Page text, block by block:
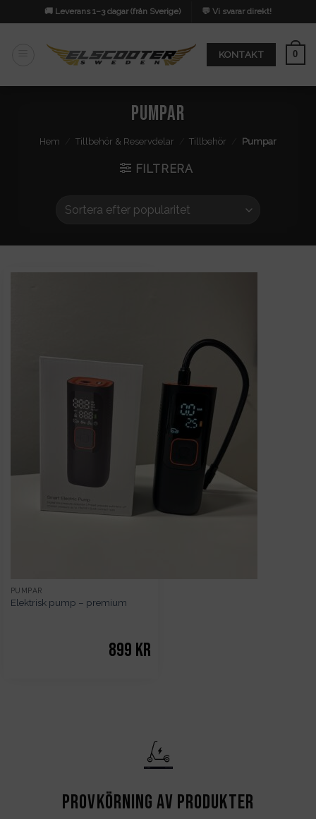
to
🚚 Leverans 1–3 dagar (från Sverige) 💬 Vi svarar direkt!
KONTAKT 0
Pumpar
Hem Tillbehör & Reservdelar Tillbehör Pumpar
FILTRERA
PUMPAR
Elektrisk pump – premium
899 kr
Provkörning av produkter